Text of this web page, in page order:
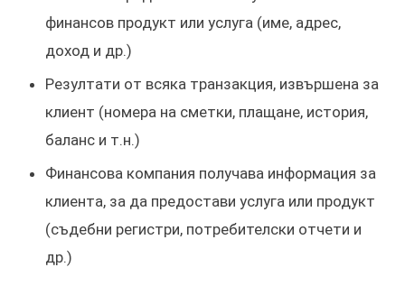
финансов продукт или услуга (име, адрес,
доход и др.)
Резултати от всяка транзакция, извършена за
клиент (номера на сметки, плащане, история,
баланс и т.н.)
Финансова компания получава информация за
клиента, за да предостави услуга или продукт
(съдебни регистри, потребителски отчети и
др.)